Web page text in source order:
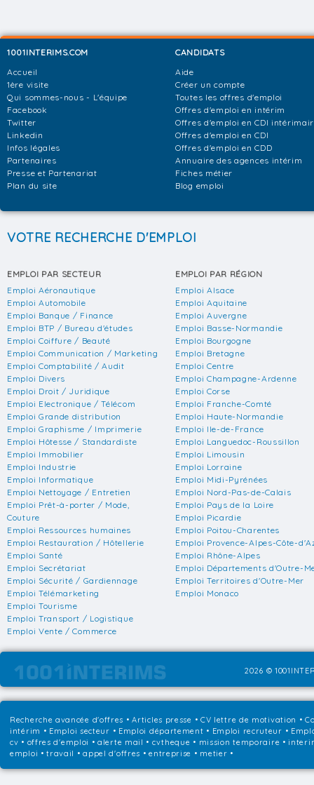
1001INTERIMS.COM
Accueil
1ère visite
Qui sommes-nous - L'équipe
Facebook
Twitter
Linkedin
Infos légales
Partenaires
Presse et Partenariat
Plan du site
CANDIDATS
Aide
Créer un compte
Toutes les offres d'emploi
Offres d'emploi en intérim
Offres d'emploi en CDI
Offres d'emploi en CDI
Offres d'emploi en CDD
Annuaire des agences intérim
Fiches métier
Blog emploi
VOTRE RECHERCHE D'EMPLOI
EMPLOI PAR SECTEUR
Emploi Aéronautique
Emploi Automobile
Emploi Banque / Finance
Emploi BTP / Bureau d'études
Emploi Coiffure / Beauté
Emploi Communication / Marketing
Emploi Comptabilité / Audit
Emploi Divers
Emploi Droit / Juridique
Emploi Electronique / Télécom
Emploi Grande distribution
Emploi Graphisme / Imprimerie
Emploi Hôtesse / Standardiste
Emploi Immobilier
Emploi Industrie
Emploi Informatique
Emploi Nettoyage / Entretien
Emploi Prêt-à-porter / Mode,
Couture
Emploi Ressources humaines
Emploi Restauration / Hôtellerie
Emploi Santé
Emploi Secrétariat
Emploi Sécurité / Gardiennage
Emploi Télémarketing
Emploi Tourisme
Emploi Transport / Logistique
Emploi Vente / Commerce
EMPLOI PAR RÉGION
Emploi Alsace
Emploi Aquitaine
Emploi Auvergne
Emploi Basse-Normandie
Emploi Bourgogne
Emploi Bretagne
Emploi Centre
Emploi Champagne-Ardenne
Emploi Corse
Emploi Franche-Comté
Emploi Haute-Normandie
Emploi Ile-de-France
Emploi Languedoc-Roussillon
Emploi Limousin
Emploi Lorraine
Emploi Midi-Pyrénées
Emploi Nord-Pas-de-Calais
Emploi Pays de la Loire
Emploi Picardie
Emploi Poitou-Charentes
Emploi Provence-Alpes-Côte-
Emploi Rhône-Alpes
Emploi Départements d'Outre-
Emploi Territoires d'Outre-Mer
Emploi Monaco
2026 ©
Recherche avancée d'offres •Articles presse • CV lettre de motivation •
intérim • Emploi secteur • Emploi département • Emploi recruteur •
cv • offres d'emploi • alerte mail • cvtheque • mission temporaire •
emploi • travail • appel d'offres • entreprise • metier •